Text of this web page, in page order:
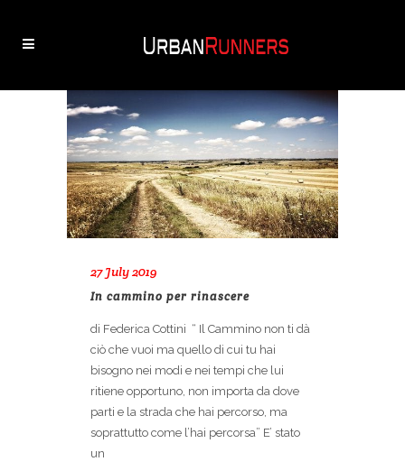
27 July 2019
In cammino per rinascere
di Federica Cottini “ Il Cammino non ti dà
ciò che vuoi ma quello di cui tu hai
bisogno nei modi e nei tempi che lui
ritiene opportuno, non importa da dove
parti e la strada che hai percorso, ma
soprattutto come l’hai percorsa” E’ stato
un